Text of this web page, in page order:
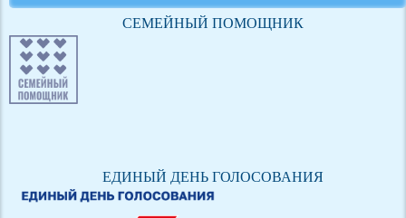
СЕМЕЙНЫЙ ПОМОЩНИК
ЕДИНЫЙ ДЕНЬ ГОЛОСОВАНИЯ